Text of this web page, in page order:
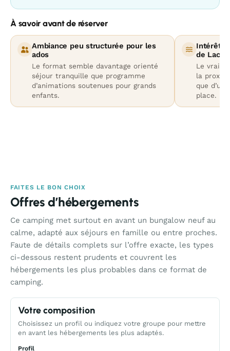
À savoir avant de réserver
Ambiance peu structurée pour les
ados
Le format semble davantage orienté
séjour tranquille que programme
d’animations soutenues pour grands
enfants.
Intérêt
de
Le vrai
la
que d’un
place.
FAITES LE BON CHOIX
Offres d’hébergements
Ce camping met surtout en avant un bungalow neuf au
calme, adapté aux séjours en famille ou entre proches.
Faute de détails complets sur l’offre exacte, les types
ci-dessous restent prudents et couvrent les
hébergements les plus probables dans ce format de
camping.
Votre composition
Choisissez un profil ou indiquez votre groupe pour mettre
en avant les hébergements les plus adaptés.
Profil